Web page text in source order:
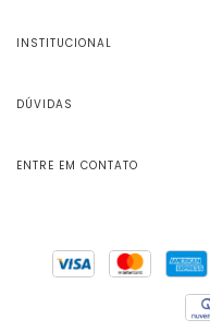
INSTITUCIONAL
DÚVIDAS
ENTRE EM CONTATO